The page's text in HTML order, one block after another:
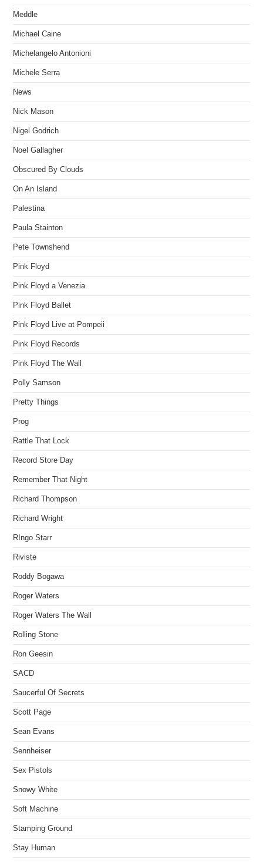
Meddle
Michael Caine
Michelangelo Antonioni
Michele Serra
News
Nick Mason
Nigel Godrich
Noel Gallagher
Obscured By Clouds
On An Island
Palestina
Paula Stainton
Pete Townshend
Pink Floyd
Pink Floyd a Venezia
Pink Floyd Ballet
Pink Floyd Live at Pompeii
Pink Floyd Records
Pink Floyd The Wall
Polly Samson
Pretty Things
Prog
Rattle That Lock
Record Store Day
Remember That Night
Richard Thompson
Richard Wright
RIngo Starr
Riviste
Roddy Bogawa
Roger Waters
Roger Waters The Wall
Rolling Stone
Ron Geesin
SACD
Saucerful Of Secrets
Scott Page
Sean Evans
Sennheiser
Sex Pistols
Snowy White
Soft Machine
Stamping Ground
Stay Human